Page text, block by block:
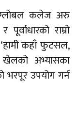
ग्लोबल कलेज अरु
राम्रो
कहाँ फुटसल,
अभ्यासका
भरपूर उपयोग गर्न